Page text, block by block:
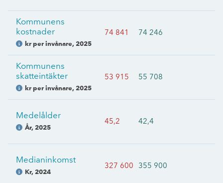
Kommunens
kostnader
kr per invånare, 2025
74 841 74 246
Kommunens
skatteintäkter
kr per invånare, 2025
53 915 55 708
Medelålder
År, 2025
45,2 42,4
Medianinkomst
Kr, 2024
327 600 355 900